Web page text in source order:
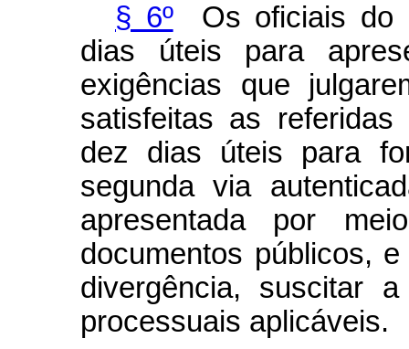
§ 6ºOs oficiais do
dias úteis para
exigências que
satisfeitas as
dez dias úteis para
segunda via
apresentada por
documentos públicos,
divergência, suscitar
processuais aplicáveis.